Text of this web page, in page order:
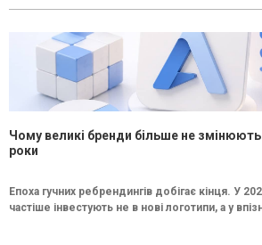
Чому великі бренди більше не
роки
Епоха гучних ребрендингів добігає кінця. У
частіше інвестують не в нові логотипи, а у